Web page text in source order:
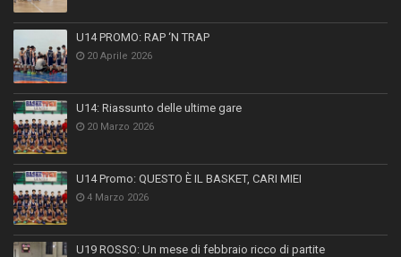
U14 PROMO: RAP ‘N TRAP
20 Aprile 2026
U14: Riassunto delle ultime gare
20 Marzo 2026
U14 Promo: QUESTO È IL BASKET, CARI MIEI
4 Marzo 2026
U19 ROSSO: Un mese di febbraio ricco di partite